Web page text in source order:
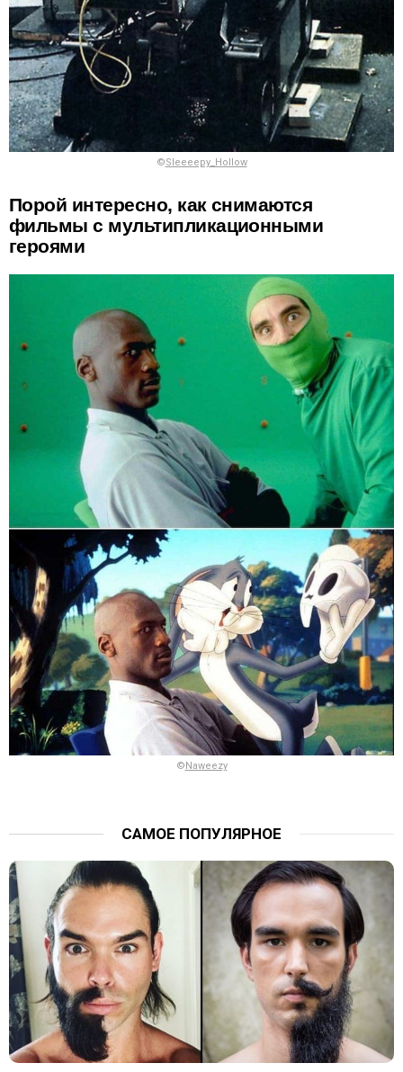
©Sleeeepy_Hollow
Порой интересно, как снимаются
фильмы с мультипликационными
героями
© Naweezy
САМОЕ ПОПУЛЯРНОЕ